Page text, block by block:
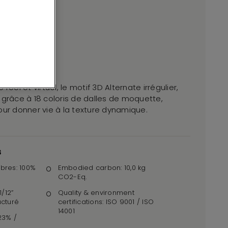
réel et virtuel, le motif 3D Alternate irrégulier,
à 18 coloris de dalles de moquette,
donner vie à la texture dynamique.
100%
/
Embodied carbon: 10,0 kg
CO2-Eq.
Quality & environment
certifications: ISO 9001 / ISO
14001